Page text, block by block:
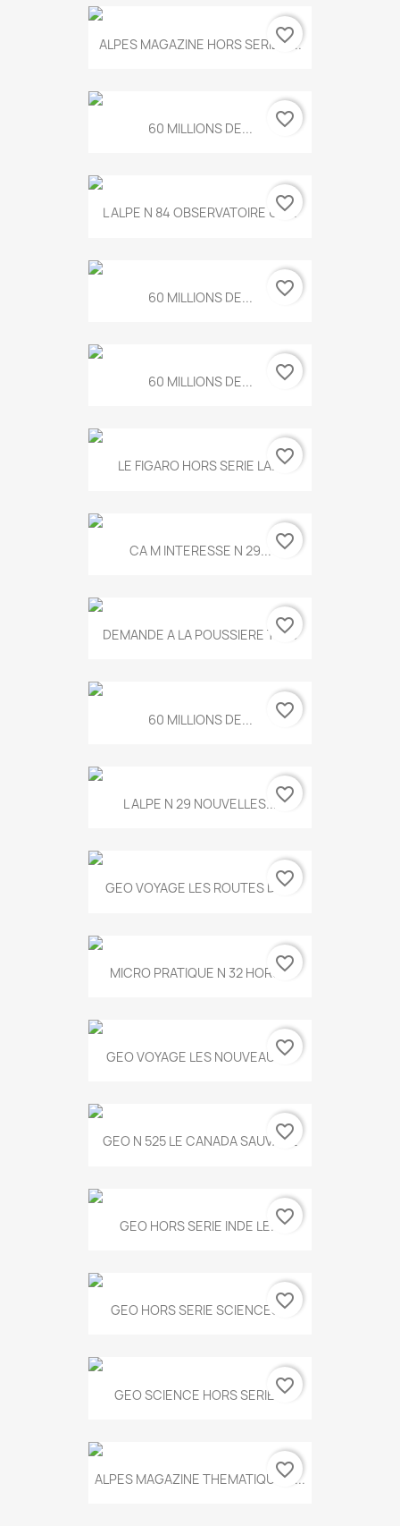
ALPES MAGAZINE HORS SERIE N...
favorite_border
60 MILLIONS DE... favorite_border
L ALPE N 84 OBSERVATOIRE UN...
favorite_border
60 MILLIONS DE... favorite_border
60 MILLIONS DE... favorite_border
LE FIGARO HORS SERIE LA...favorite_border
CA M INTERESSE N 29... favorite_border
DEMANDE A LA POUSSIERE T.778
favorite_border
60 MILLIONS DE... favorite_border
L ALPE N 29 NOUVELLES...favorite_border
GEO VOYAGE LES ROUTES DE...
favorite_border
MICRO PRATIQUE N 32 HORS...
favorite_border
GEO VOYAGE LES NOUVEAUX...
favorite_border
GEO N 525 LE CANADA SAUVAGE
favorite_border
GEO HORS SERIE INDE LE...favorite_border
GEO HORS SERIE SCIENCES...
favorite_border
GEO SCIENCE HORS SERIE...favorite_border
ALPES MAGAZINE THEMATIQUE N...
favorite_border